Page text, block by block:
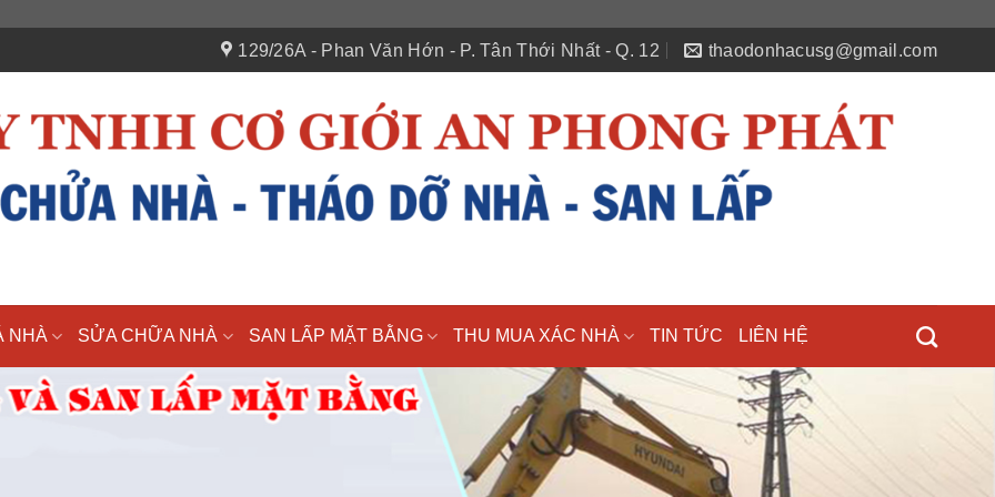
129/26A - Phan Văn Hớn - P. Tân Thới Nhất - Q. 12 thaodonhacusg@gmail.com
NHÀ SỬA CHỮA NHÀ SAN LẤP MẶT BẰNG THU MUA XÁC NHÀ TIN TỨC LIÊN HỆ